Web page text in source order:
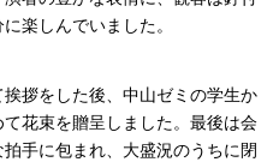
楽しんでいました。
拶をした後、中山ゼミの学生か
花束を贈呈しました。最後は会
手に包まれ、大盛況のうちに閉